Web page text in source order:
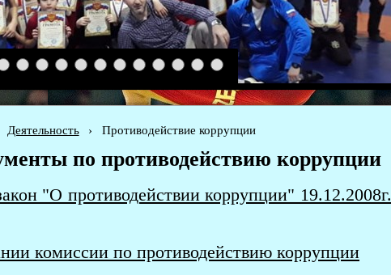
6 7 8 9 10 11 12 13 14 15 16
Деятельность › Противодействие коррупции
по противодействию коррупции
"О противодействии коррупции"
комиссии по противодействию коррупции